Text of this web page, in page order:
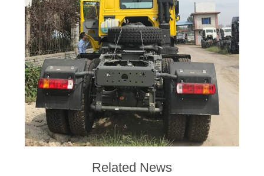
Related News